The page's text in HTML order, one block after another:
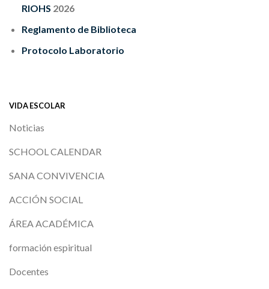
VIDA ESCOLAR
Noticias
SCHOOL CALENDAR
SANA CONVIVENCIA
ACCIÓN SOCIAL
ÁREA ACADÉMICA
formación espiritual
Docentes
RIOHS 2026
Reglamento de Biblioteca
Protocolo Laboratorio